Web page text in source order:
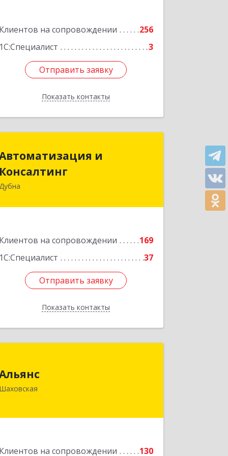
Клиентов на сопровождении
256
1С:Специалист
3
Отправить заявку
Показать контакты
Отправить заявку
Назад
и
Консалтинг
Дубна
Клиентов на сопровождении
169
1С:Специалист
37
Отправить заявку
Показать контакты
Консалтинг
141983, Московская обл, г.о.Дубна,
Подробнее
Отправить заявку
Назад
Шаховская
Клиентов на сопровождении 130
р-н, рп.Шаховская, ул.1-я Советская,